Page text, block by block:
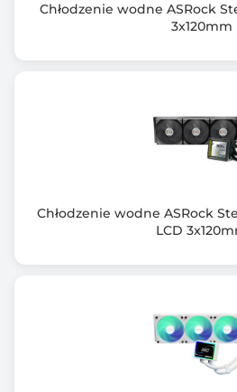
Chłodzenie wodne ASRock
3x120mm
Chłodzenie wodne ASRock
LCD